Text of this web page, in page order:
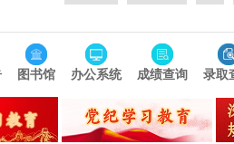
图书馆 办公系统 成绩查询 录取